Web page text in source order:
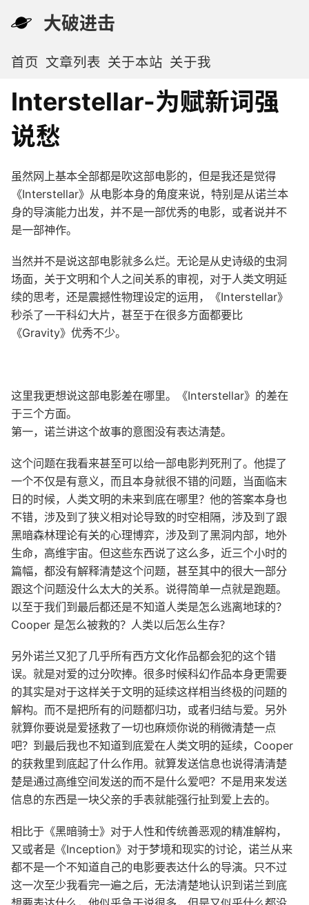
大破进击
首页 文章列表 关于本站 关于我
Interstellar-为赋新词强
说愁
虽然网上基本全部都是吹这部电影的，但是我还是觉得
《Interstellar》从电影本身的角度来说，特别是从诺兰本
身的导演能力出发，并不是一部优秀的电影，或者说并不
是一部神作。
当然并不是说这部电影就多么烂。无论是从史诗级的虫洞
场面，关于文明和个人之间关系的审视，对于人类文明延
续的思考，还是震撼性物理设定的运用，《Interstellar》
秒杀了一干科幻大片，甚至于在很多方面都要比
《Gravity》优秀不少。
这里我更想说这部电影差在哪里。《Interstellar》的差在
于三个方面。
第一，诺兰讲这个故事的意图没有表达清楚。
这个问题在我看来甚至可以给一部电影判死刑了。他提了
一个不仅是有意义，而且本身就很不错的问题，当面临末
日的时候，人类文明的未来到底在哪里？他的答案本身也
不错，涉及到了狭义相对论导致的时空相隔，涉及到了跟
黑暗森林理论有关的心理博弈，涉及到了黑洞内部，地外
生命，高维宇宙。但这些东西说了这么多，近三个小时的
篇幅，都没有解释清楚这个问题，甚至其中的很大一部分
跟这个问题没什么太大的关系。说得简单一点就是跑题。
以至于我们到最后都还是不知道人类是怎么逃离地球的？
Cooper 是怎么被救的？人类以后怎么生存？
另外诺兰又犯了几乎所有西方文化作品都会犯的这个错
误。就是对爱的过分吹捧。很多时候科幻作品本身更需要
的其实是对于这样关于文明的延续这样相当终极的问题的
解构。而不是把所有的问题都归功，或者归结与爱。另外
就算你要说是爱拯救了一切也麻烦你说的稍微清楚一点
吧？到最后我也不知道到底爱在人类文明的延续，Cooper
的获救里到底起了什么作用。就算发送信息也说得清清楚
楚是通过高维空间发送的而不是什么爱吧？不是用来发送
信息的东西是一块父亲的手表就能强行扯到爱上去的。
相比于《黑暗骑士》对于人性和传统善恶观的精准解构，
又或者是《Inception》对于梦境和现实的讨论，诺兰从来
都不是一个不知道自己的电影要表达什么的导演。只不过
这一次至少我看完一遍之后，无法清楚地认识到诺兰到底